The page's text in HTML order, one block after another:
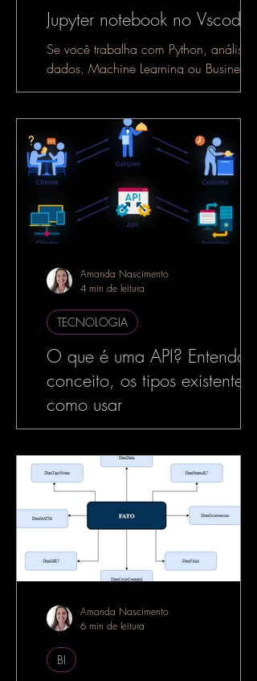
Jupyter notebook no Vscode
Se você trabalha com Python, análise de
dados, Machine Learning ou Business
Intelligence, é muito provável que já
O que é uma API? Entenda o
conceito, os tipos existentes e
como usar
No mundo da tecnologia,
no desenvolvimento de software, o termo
API é muito utilizado — e com razão. As
APIs estão por...
TECNOLOGIA
Amanda Nascimento
4 min de leitura
BI
Amanda Nascimento
6 min de leitura